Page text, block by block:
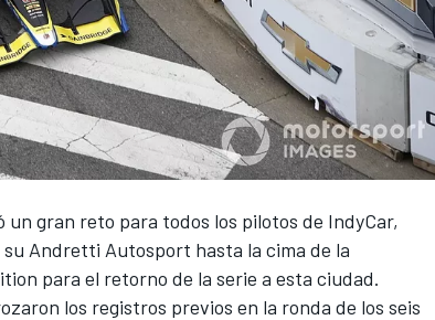
gran reto para todos los pilotos de IndyCar,
su Andretti Autosport hasta la cima de la
para el retorno de la serie a esta ciudad.
los registros previos en la ronda de los seis